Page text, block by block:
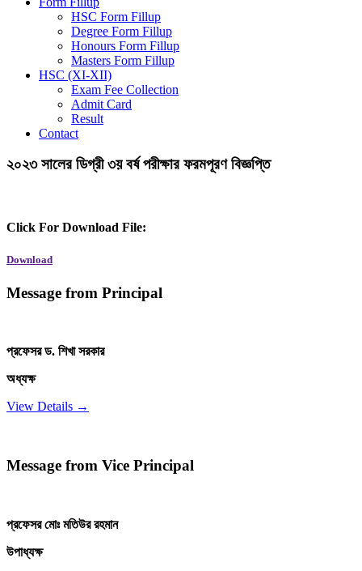
HSC Form Fillup
Degree Form Fillup
Honours Form Fillup
Masters Form Fillup
HSC (XI-XII)
Exam Fee Collection
Admit Card
Result
Contact
২০২৩ সালের ডিগ্রী ৩য় বর্ষ পরীক্ষার ফরমপূরণ বিজ্ঞপ্তি
Click For Download File:
Download
Message from Principal
প্রফেসর ড. শিখা সরকার
অধ্যক্ষ
View Details →
Message from Vice Principal
প্রফেসর মোঃ মতিউর রহমান
উপাধ্যক্ষ